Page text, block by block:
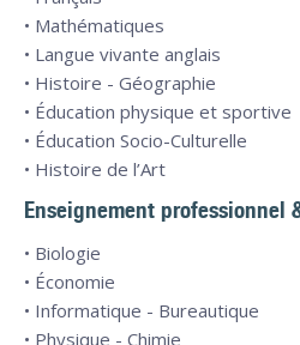
• Mathématiques
• Langue vivante anglais
• Histoire - Géographie
• Éducation physique et sportive
• Éducation Socio-Culturelle
• Histoire de l’Art
Enseignement professionnel
• Biologie
• Économie
• Informatique - Bureautique
• Physique - Chimie